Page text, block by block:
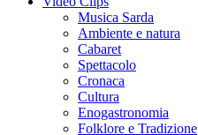
Musica Sarda
Ambiente e natura
Cabaret
Spettacolo
Cronaca
Cultura
Enogastronomia
Folklore e Tradizione